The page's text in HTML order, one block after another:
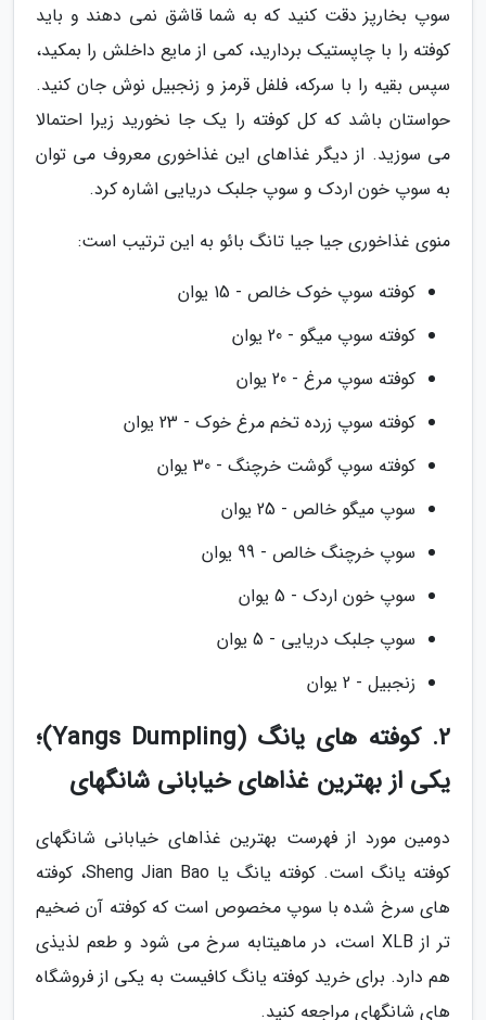
سوپ بخارپز دقت کنید که به شما قاشق نمی دهند و باید
کوفته را با چاپستیک بردارید، کمی از مایع داخلش را بمکید،
سپس بقیه را با سرکه، فلفل قرمز و زنجبیل نوش جان کنید.
حواستان باشد که کل کوفته را یک جا نخورید زیرا احتمالا
می سوزید. از دیگر غذاهای این غذاخوری معروف می توان
به سوپ خون اردک و سوپ جلبک دریایی اشاره کرد.
منوی غذاخوری جیا جیا تانگ بائو به این ترتیب است:
کوفته سوپ خوک خالص - 15 یوان
کوفته سوپ میگو - 20 یوان
کوفته سوپ مرغ - 20 یوان
کوفته سوپ زرده تخم مرغ خوک - 23 یوان
کوفته سوپ گوشت خرچنگ - 30 یوان
سوپ میگو خالص - 25 یوان
سوپ خرچنگ خالص - 99 یوان
سوپ خون اردک - 5 یوان
سوپ جلبک دریایی - 5 یوان
زنجبیل - 2 یوان
2. کوفته های یانگ (Yangs Dumpling)؛
یکی از بهترین غذاهای خیابانی شانگهای
دومین مورد از فهرست بهترین غذاهای خیابانی شانگهای
کوفته یانگ است. کوفته یانگ یا Sheng Jian Bao، کوفته
های سرخ شده با سوپ مخصوص است که کوفته آن ضخیم
تر از XLB است، در ماهیتابه سرخ می شود و طعم لذیذی
هم دارد. برای خرید کوفته یانگ کافیست به یکی از فروشگاه
های شانگهای مراجعه کنید.